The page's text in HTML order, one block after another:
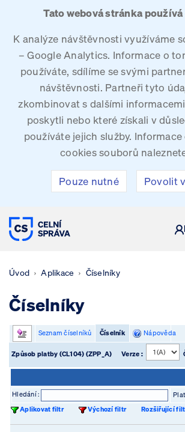
Tato webová stránka
K analýze návštěvnosti využíváme
– Google Analytics. Informace o
používáte, sdílíme se svými
návštěvnosti. Partneři tyto
zkombinovat s dalšími
poskytli nebo které získali v
používáte jejich služby.
cookies souborů
Pouze nutné Povolit
CELNÍ SPRÁVA ČESKÉ
Úvod Aplikace Číselníky
Číselníky
Seznam číselníků Číselník Nápověda
Způsob platby (CL104) (ZPP_A) Verze :
Hledání :
Aplikovat filtr
Výchozí filtr Rozšiřující